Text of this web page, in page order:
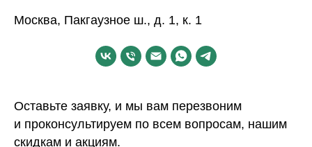
Москва, Пакгаузное ш., д. 1, к. 1
Оставьте заявку, и мы вам перезвоним
и проконсультируем по всем вопросам, нашим
скидкам и акциям.